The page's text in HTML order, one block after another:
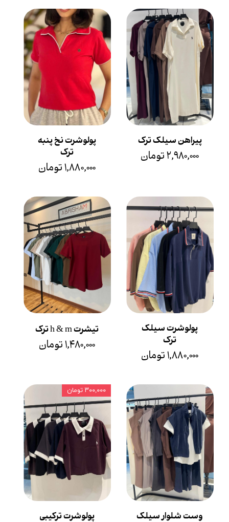
پیراهن سیلک ترک
۲,۹۸۰,۰۰۰ تومان
پولوشرت نخ پنبه
ترک
۱,۸۸۰,۰۰۰ تومان
پولوشرت سیلک
ترک
۱,۸۸۰,۰۰۰ تومان
تیشرت h & m ترک
۱,۴۸۰,۰۰۰ تومان
وست شلوار سیلک پولوشرت ترکیبی
۳۰۰,۰۰۰ تومان